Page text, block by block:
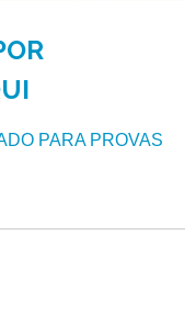
PARA PROVAS